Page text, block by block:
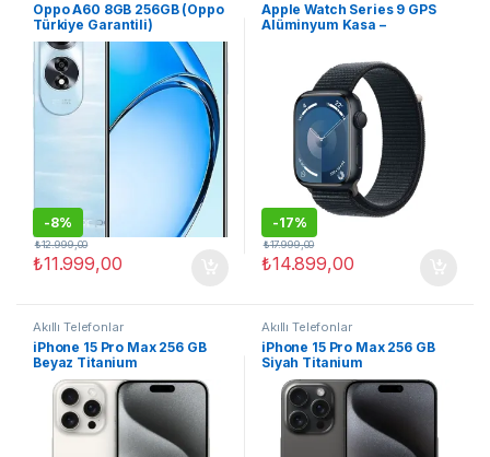
Oppo A60 8GB 256GB (Oppo
Türkiye Garantili)
-8%
₺11.999,00
₺12.999,00
Apple Watch Series 9 GPS
Alüminyum Kasa –
-17%
₺14.899,00
₺17.999,00
Akıllı Telefonlar
iPhone 15 Pro Max 256 GB
Beyaz Titanium
Akıllı Telefonlar
iPhone 15 Pro Max 256 GB
Siyah Titanium